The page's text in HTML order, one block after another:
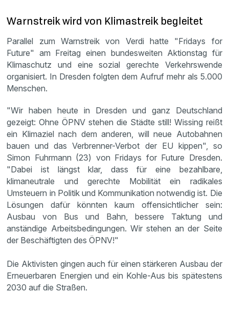
Warnstreik wird von Klimastreik begleitet
Parallel zum Warnstreik von Verdi hatte "Fridays for
Future" am Freitag einen bundesweiten Aktionstag für
Klimaschutz und eine sozial gerechte Verkehrswende
organisiert. In Dresden folgten dem Aufruf mehr als 5.000
Menschen.
"Wir haben heute in Dresden und ganz Deutschland
gezeigt: Ohne ÖPNV stehen die Städte still! Wissing reißt
ein Klimaziel nach dem anderen, will neue Autobahnen
bauen und das Verbrenner-Verbot der EU kippen", so
Simon Fuhrmann (23) von Fridays for Future Dresden.
"Dabei ist längst klar, dass für eine bezahlbare,
klimaneutrale und gerechte Mobilität ein radikales
Umsteuern in Politik und Kommunikation notwendig ist. Die
Lösungen dafür könnten kaum offensichtlicher sein:
Ausbau von Bus und Bahn, bessere Taktung und
anständige Arbeitsbedingungen. Wir stehen an der Seite
der Beschäftigten des ÖPNV!"
Die Aktivisten gingen auch für einen stärkeren Ausbau der
Erneuerbaren Energien und ein Kohle-Aus bis spätestens
2030 auf die Straßen.